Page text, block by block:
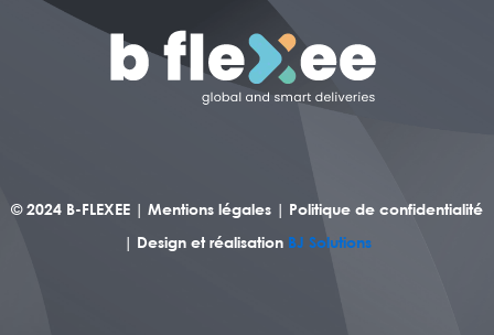
© 2024 B-FLEXEE | Mentions légales | Politique de confidentialité
| Design et réalisation BJ Solutions